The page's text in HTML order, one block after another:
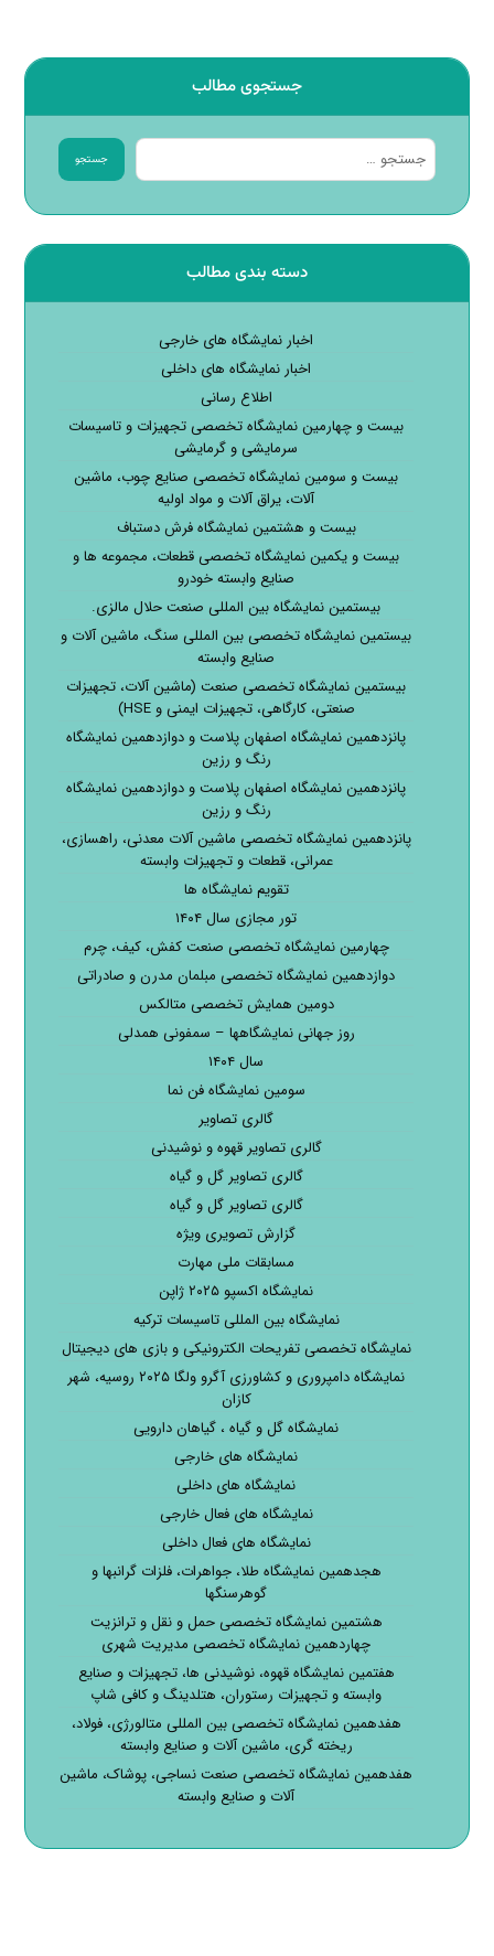
جستجوی مطالب
جستجو
دسته بندی مطالب
اخبار نمایشگاه های خارجی
اخبار نمایشگاه های داخلی
اطلاع رسانی
بیست و چهارمین نمایشگاه تخصصی تجهیزات و تاسیسات
سرمایشی و گرمایشی
بیست و سومین نمایشگاه تخصصی صنایع چوب، ماشین
آلات، یراق آلات و مواد اولیه
بیست و هشتمین نمایشگاه فرش دستباف
بیست و یکمین نمایشگاه تخصصی قطعات، مجموعه ها و
صنایع وابسته خودرو
بیستمین نمایشگاه بین المللی صنعت حلال مالزی.
بیستمین نمایشگاه تخصصی بین المللی سنگ، ماشین آلات و
صنایع وابسته
بیستمین نمایشگاه تخصصی صنعت (ماشین آلات، تجهیزات
صنعتی، کارگاهی، تجهیزات ایمنی و HSE)
پانزدهمین نمایشگاه اصفهان پلاست و دوازدهمین نمایشگاه
رنگ و رزین
پانزدهمین نمایشگاه اصفهان پلاست و دوازدهمین نمایشگاه
رنگ و رزین
پانزدهمین نمایشگاه تخصصی ماشین آلات معدنی، راهسازی،
عمرانی، قطعات و تجهیزات وابسته
تقویم نمایشگاه ها
تور مجازی سال ۱۴۰۴
چهارمین نمایشگاه تخصصی صنعت کفش، کیف، چرم
دوازدهمین نمایشگاه تخصصی مبلمان مدرن و صادراتی
دومین همایش تخصصی متالکس
روز جهانی نمایشگاهها – سمفونی همدلی
سال ۱۴۰۴
سومین نمایشگاه فن نما
گالری تصاویر
گالری تصاویر قهوه و نوشیدنی
گالری تصاویر گل و گیاه
گالری تصاویر گل و گیاه
گزارش تصویری ویژه
مسابقات ملی مهارت
نمایشگاه اکسپو ۲۰۲۵ ژاپن
نمایشگاه بین المللی تاسیسات ترکیه
نمایشگاه تخصصی تفریحات الکترونیکی و بازی های دیجیتال
نمایشگاه دامپروری و کشاورزی آگرو ولگا ۲۰۲۵ روسیه، شهر
کازان
نمایشگاه گل و گیاه ، گیاهان دارویی
نمایشگاه های خارجی
نمایشگاه های داخلی
نمایشگاه های فعال خارجی
نمایشگاه های فعال داخلی
هجدهمین نمایشگاه طلا، جواهرات، فلزات گرانبها و
گوهرسنگها
هشتمین نمایشگاه تخصصی حمل و نقل و ترانزیت
چهاردهمین نمایشگاه تخصصی مدیریت شهری
هفتمین نمایشگاه قهوه، نوشیدنی ها، تجهیزات و صنایع
وابسته و تجهیزات رستوران، هتلدینگ و کافی شاپ
هفدهمین نمایشگاه تخصصی بین المللی متالورژی، فولاد،
ریخته گری، ماشین آلات و صنایع وابسته
هفدهمین نمایشگاه تخصصی صنعت نساجی، پوشاک، ماشین
آلات و صنایع وابسته